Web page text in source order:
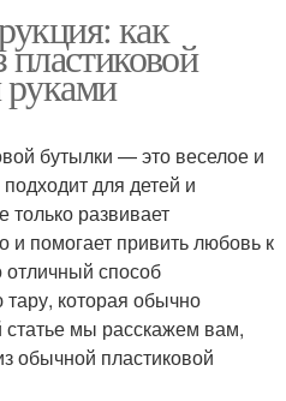
как
пластиковой
бутылки — это веселое и
для детей и
только развивает
и помогает привить любовь к
отличный способ
тару, которая обычно
статье мы расскажем вам,
обычной пластиковой